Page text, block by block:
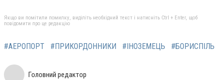
Якщо ви помітили помилку, виділіть необхідний текст і натисніть Ctrl + Enter, щоб
повідомити про це редакцію
#АЕРОПОРТ #ПРИКОРДОННИКИ #ІНОЗЕМЕЦЬ #БОРИСПІЛЬ
Головний редактор